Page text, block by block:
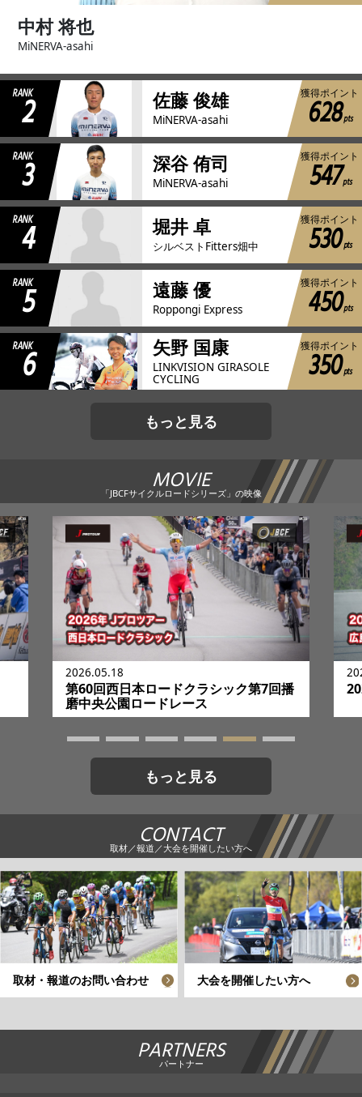
中村 将也
MiNERVA-asahi
RANK
2 佐藤 俊雄
MiNERVA-asahi
獲得ポイント
628pts
RANK
3 深谷 侑司
MiNERVA-asahi
獲得ポイント
547pts
RANK
4 堀井 卓
シルベストFitters畑中
獲得ポイント
530pts
RANK
5 遠藤 優
Roppongi Express
獲得ポイント
450pts
RANK
6 矢野 国康
LINKVISION GIRASOLE
CYCLING
獲得ポイント
350pts
もっと見る
MOVIE
「JBCFサイクルロードシリーズ」の映像
2026.05.18
第60回西日本ロードクラシック第7回播
磨中央公園ロードレース
もっと見る
CONTACT
取材／報道／大会を開催したい方へ
取材・報道のお問い合わせ 大会を開催したい方へ
PARTNERS
パートナー